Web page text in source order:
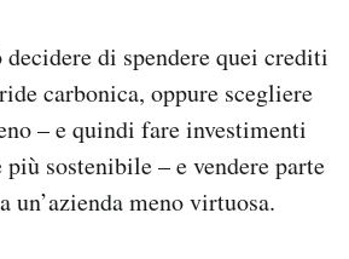
decidere di spendere quei crediti
carbonica, oppure scegliere
– e quindi fare investimenti
più sostenibile – e vendere parte
meno virtuosa.